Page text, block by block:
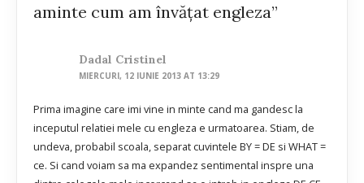
aminte cum am învăţat engleza”
Dadal Cristinel
MIERCURI, 12 IUNIE 2013 AT 13:29
Prima imagine care imi vine in minte cand ma gandesc la
inceputul relatiei mele cu engleza e urmatoarea. Stiam, de
undeva, probabil scoala, separat cuvintele BY = DE si WHAT =
ce. Si cand voiam sa ma expandez sentimental inspre una